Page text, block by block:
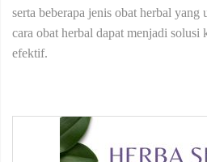
serta beberapa jenis obat herbal
cara obat herbal dapat menjadi solusi
efektif.